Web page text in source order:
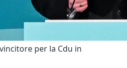
per la Cdu in